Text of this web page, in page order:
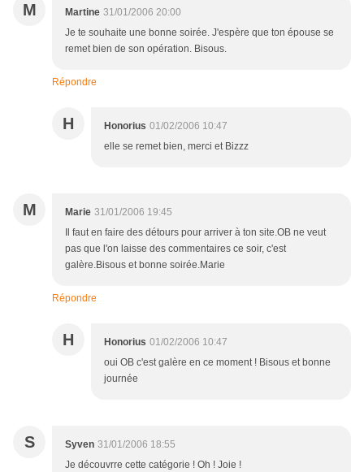
M Martine 31/01/2006 20:00
Je te souhaite une bonne soirée. J'espère que ton épouse se
remet bien de son opération. Bisous.
Répondre
H Honorius 01/02/2006 10:47
elle se remet bien, merci et Bizzz
M Marie 31/01/2006 19:45
Il faut en faire des détours pour arriver à ton site.OB ne veut
pas que l'on laisse des commentaires ce soir, c'est
galère.Bisous et bonne soirée.Marie
Répondre
H Honorius 01/02/2006 10:47
oui OB c'est galère en ce moment ! Bisous et bonne
journée
S Syven 31/01/2006 18:55
Je découvrre cette catégorie ! Oh ! Joie !